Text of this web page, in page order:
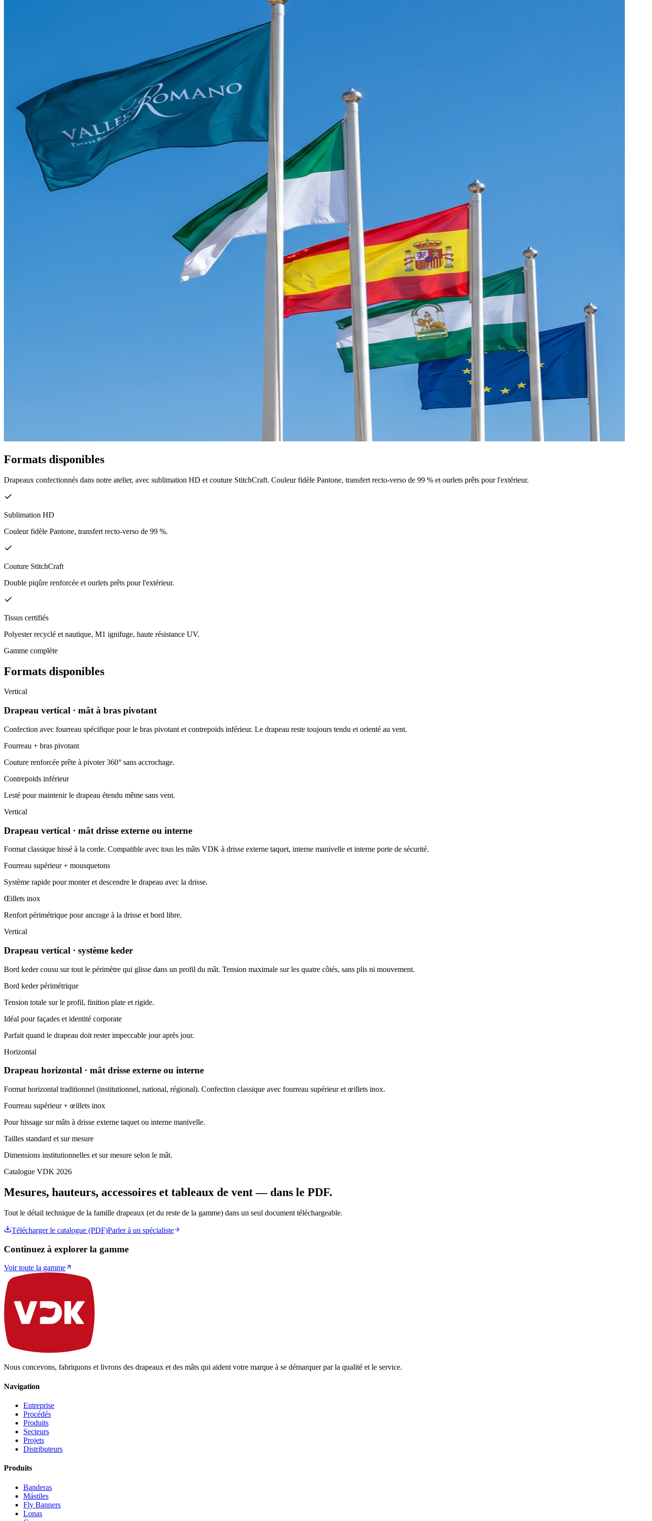
Formats disponibles
Drapeaux confectionnés dans notre atelier, avec sublimation HD et couture StitchCraft. Couleur fidèle Pantone, transfert recto-verso de 99 % et ourlets prêts pour l'extérieur.
Sublimation HD
Couleur fidèle Pantone, transfert recto-verso de 99 %.
Couture StitchCraft
Double piqûre renforcée et ourlets prêts pour l'extérieur.
Tissus certifiés
Polyester recyclé et nautique, M1 ignifuge, haute résistance UV.
Gamme complète
Formats disponibles
Vertical
Drapeau vertical · mât à bras pivotant
Confection avec fourreau spécifique pour le bras pivotant et contrepoids inférieur. Le drapeau reste toujours tendu et orienté au vent.
Fourreau + bras pivotant
Couture renforcée prête à pivoter 360° sans accrochage.
Contrepoids inférieur
Lesté pour maintenir le drapeau étendu même sans vent.
Vertical
Drapeau vertical · mât drisse externe ou interne
Format classique hissé à la corde. Compatible avec tous les mâts VDK à drisse externe taquet, interne manivelle et interne porte de sécurité.
Fourreau supérieur + mousquetons
Système rapide pour monter et descendre le drapeau avec la drisse.
Œillets inox
Renfort périmétrique pour ancrage à la drisse et bord libre.
Vertical
Drapeau vertical · système keder
Bord keder cousu sur tout le périmètre qui glisse dans un profil du mât. Tension maximale sur les quatre côtés, sans plis ni mouvement.
Bord keder périmétrique
Tension totale sur le profil, finition plate et rigide.
Idéal pour façades et identité corporate
Parfait quand le drapeau doit rester impeccable jour après jour.
Horizontal
Drapeau horizontal · mât drisse externe ou interne
Format horizontal traditionnel (institutionnel, national, régional). Confection classique avec fourreau supérieur et œillets inox.
Fourreau supérieur + œillets inox
Pour hissage sur mâts à drisse externe taquet ou interne manivelle.
Tailles standard et sur mesure
Dimensions institutionnelles et sur mesure selon le mât.
Catalogue VDK 2026
Mesures, hauteurs, accessoires et tableaux de vent — dans le PDF.
Tout le détail technique de la famille drapeaux (et du reste de la gamme) dans un seul document téléchargeable.
Télécharger le catalogue (PDF)Parler à un spécialiste
Continuez à explorer la gamme
Voir toute la gamme
Nous concevons, fabriquons et livrons des drapeaux et des mâts qui aident votre marque à se démarquer par la qualité et le service.
Navigation
Entreprise
Procédés
Produits
Secteurs
Projets
Distributeurs
Produits
Banderas
Mástiles
Fly Banners
Lonas